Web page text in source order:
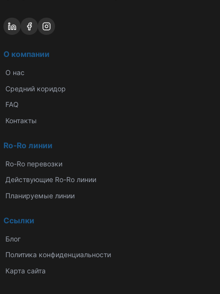
О компании
О нас
Средний коридор
FAQ
Контакты
Ro-Ro линии
Ro-Ro перевозки
Действующие Ro-Ro линии
Планируемые линии
Ссылки
Блог
Политика конфиденциальности
Карта сайта